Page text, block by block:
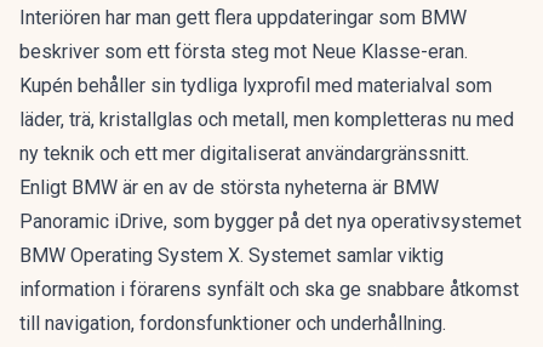
Interiören har man gett flera uppdateringar som BMW
beskriver som ett första steg mot Neue Klasse-eran.
Kupén behåller sin tydliga lyxprofil med materialval som
läder, trä, kristallglas och metall, men kompletteras nu med
ny teknik och ett mer digitaliserat användargränssnitt.
Enligt BMW är en av de största nyheterna är BMW
Panoramic iDrive, som bygger på det nya operativsystemet
BMW Operating System X. Systemet samlar viktig
information i förarens synfält och ska ge snabbare åtkomst
till navigation, fordonsfunktioner och underhållning.